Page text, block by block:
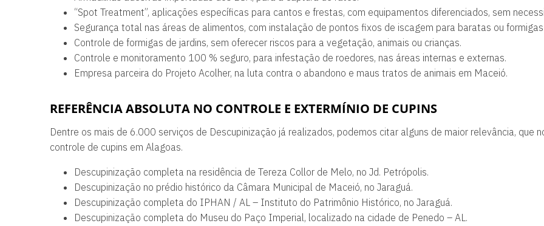
“Spot Treatment”, aplicações específicas para cantos e frestas, com equipamentos diferenciados, sem
Segurança total nas áreas de alimentos, com instalação de pontos fixos de iscagem para baratas ou
Controle de formigas de jardins, sem oferecer riscos para a vegetação, animais ou crianças.
Controle e monitoramento 100 % seguro, para infestação de roedores, nas áreas internas e externas.
Empresa parceira do Projeto Acolher, na luta contra o abandono e maus tratos de animais em Maceió.
REFERÊNCIA ABSOLUTA NO CONTROLE E EXTERMÍNIO DE CUPINS
Dentre os mais de 6.000 serviços de Descupinização já realizados, podemos citar alguns de maior relevância, que
controle de cupins em Alagoas.
Descupinização completa na residência de Tereza Collor de Melo, no Jd. Petrópolis.
Descupinização no prédio histórico da Câmara Municipal de Maceió, no Jaraguá.
Descupinização completa do IPHAN / AL – Instituto do Patrimônio Histórico, no Jaraguá.
Descupinização completa do Museu do Paço Imperial, localizado na cidade de Penedo – AL.